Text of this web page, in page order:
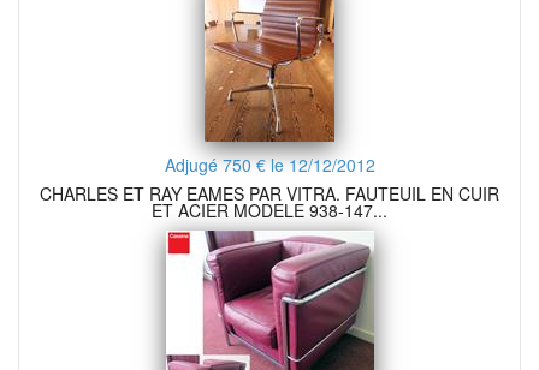
Adjugé 750 € le 12/12/2012
CHARLES ET RAY EAMES PAR VITRA. FAUTEUIL EN CUIR
ET ACIER MODELE 938-147...